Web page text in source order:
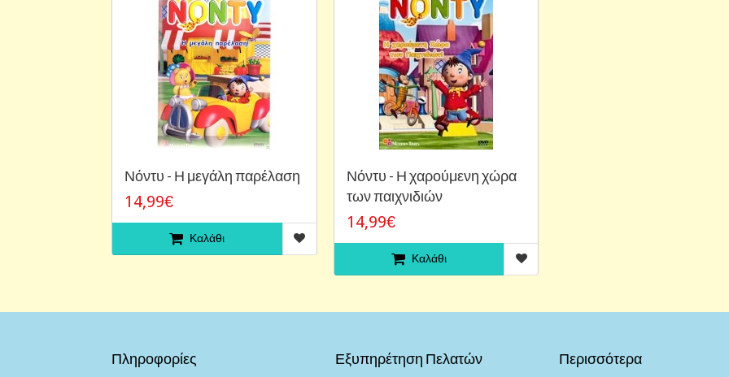
Νόντυ - Η μεγάλη παρέλαση
14,99€
Καλάθι
Νόντυ - Η χαρούμενη χώρα
των παιχνιδιών
14,99€
Καλάθι
Πληροφορίες Εξυπηρέτηση Πελατών Περισσότερα